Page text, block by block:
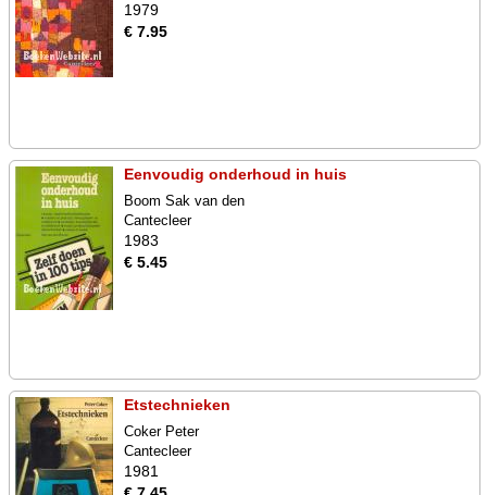
1979
€ 7.95
Eenvoudig onderhoud in huis
Boom Sak van den
Cantecleer
1983
€ 5.45
Etstechnieken
Coker Peter
Cantecleer
1981